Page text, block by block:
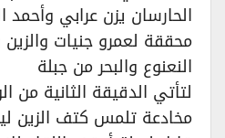
الحارسان يزن عرابي وأحمد
محققة لعمرو جنيات
النعنوع والبحر من جبلة
لتأتي الدقيقة الثانية من
مخادعة تلمس كتف الزين